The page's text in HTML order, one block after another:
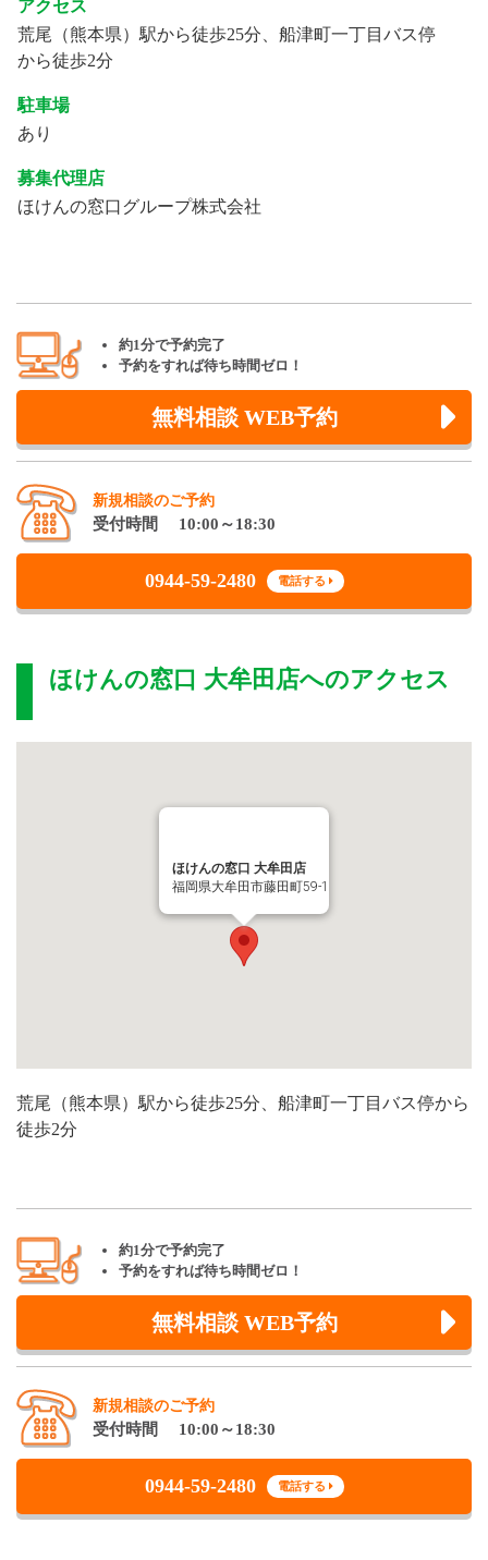
アクセス
荒尾（熊本県）駅から徒歩25分、船津町一丁目バス停
から徒歩2分
駐車場
あり
募集代理店
ほけんの窓口グループ株式会社
約1分で予約完了
予約をすれば待ち時間ゼロ！
無料相談 WEB予約
新規相談のご予約
受付時間 10:00～18:30
0944-59-2480 電話する
ほけんの窓口 大牟田店へのアクセス
ほけんの窓口 大牟田店
福岡県大牟田市藤田町59-1
荒尾（熊本県）駅から徒歩25分、船津町一丁目バス停から
徒歩2分
約1分で予約完了
予約をすれば待ち時間ゼロ！
無料相談 WEB予約
新規相談のご予約
受付時間 10:00～18:30
0944-59-2480 電話する